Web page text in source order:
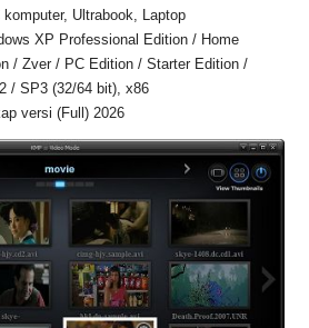
Ultrabook, Laptop
XP Professional Edition / Home
/ Zver / PC Edition / Starter Edition /
/ SP3 (32/64 bit), x86
versi (Full) 2026